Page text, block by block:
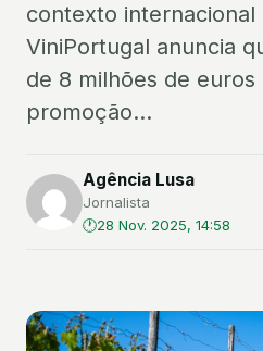
contexto internacional
ViniPortugal anuncia
de 8 milhões de euros
promoção...
Agência Lusa
Jornalista
28 Nov. 2025, 14:58